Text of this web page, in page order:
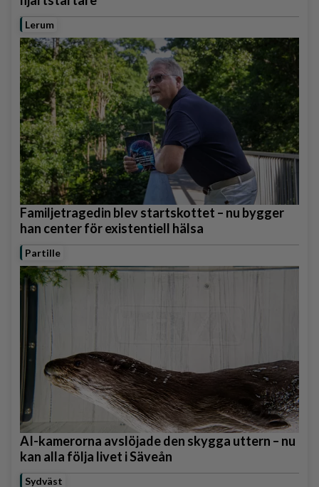
Lerum
Familjetragedin blev startskottet – nu bygger
han center för existentiell hälsa
Partille
AI-kamerorna avslöjade den skygga uttern – nu
kan alla följa livet i Säveån
Sydväst